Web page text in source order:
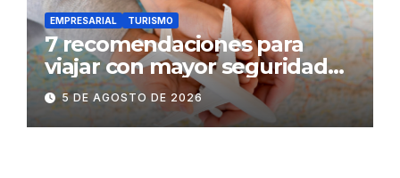
EMPRESARIAL TURISMO
7 recomendaciones para
viajar con mayor seguridad
dentro y fuera del Ecuador
5 DE AGOSTO DE 2026